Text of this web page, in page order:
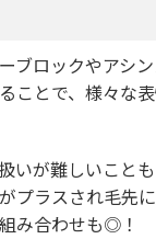
ブロックやアシ
ことで、様々な
いが難しいこと
プラスされ毛先
み合わせも◎！